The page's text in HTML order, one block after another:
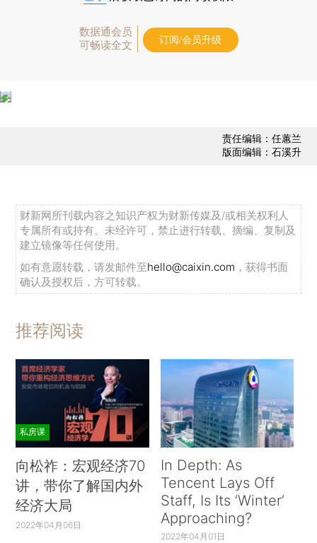
数据通会员
可畅读全文
订阅/会员升级
责任编辑：任蕙兰
版面编辑：石溪升
财新网所刊载内容之知识产权为财新传媒及/或相关权利人
专属所有或持有。未经许可，禁止进行转载、摘编、复制及
建立镜像等任何使用。
如有意愿转载，请发邮件至hello@caixin.com ，获得书面
确认及授权后，方可转载。
推荐阅读
私房课
向松祚：宏观经济70
讲，带你了解国内外
经济大局
2022年04月06日
In Depth: As
Tencent Lays Off
Staff, Is Its ‘Winter’
Approaching?
2022年04月01日